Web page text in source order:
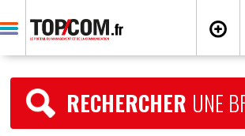
RECHERCHER UNE